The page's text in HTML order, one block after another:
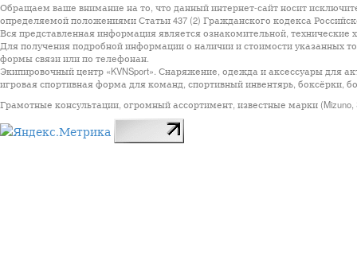
Обращаем ваше внимание на то, что данный интернет-сайт носит
определяемой положениями Статьи 437 (2) Гражданского кодекса
Вся представленная информация является ознакомительной, технические
Для получения подробной информации о наличии и стоимости указанных
формы связи или по телефонан.
Экипировочный центр «KVNSport». Снаряжение, одежда и аксессуары для
игровая спортивная форма для команд, спортивный инвентярь, боксёрки,
Грамотные консультации, огромный ассортимент, известные марки (Mizuno,